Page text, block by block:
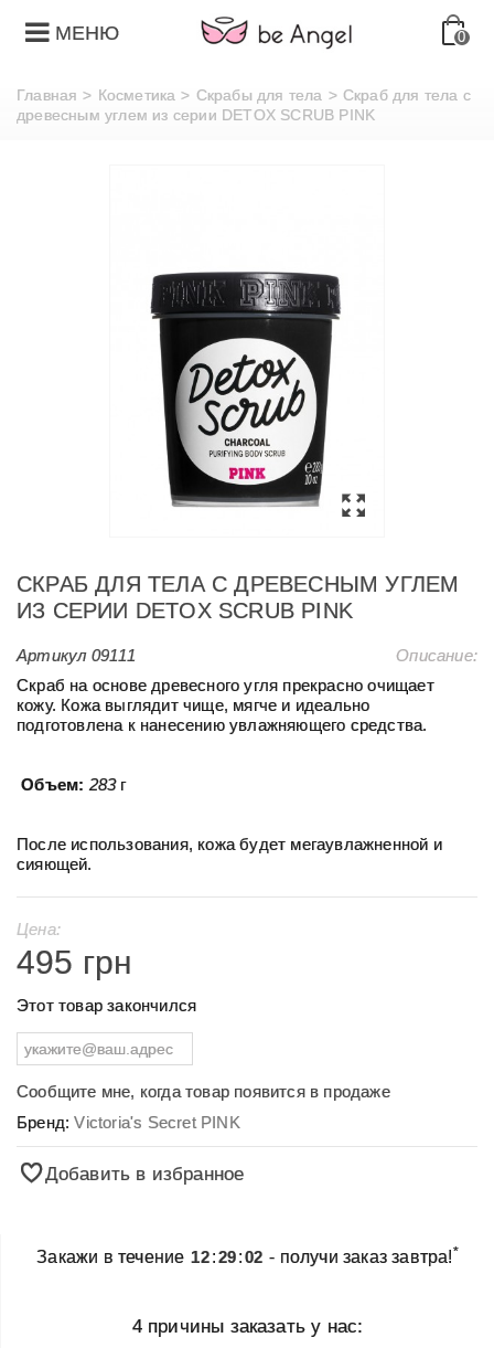
МЕНЮ 0
Главная > Косметика > Скрабы для тела > Скраб для тела с
древесным углем из серии DETOX SCRUB PINK
СКРАБ ДЛЯ ТЕЛА С ДРЕВЕСНЫМ УГЛЕМ
ИЗ СЕРИИ DETOX SCRUB PINK
Артикул 09111
Описание:
Скраб на основе древесного угля прекрасно очищает
кожу. Кожа выглядит чище, мягче и идеально
подготовлена к нанесению увлажняющего средства.
Объем: 283г
После использования, кожа будет мегаувлажненной и
сияющей.
Цена:
495 грн
Этот товар закончился
Сообщите мне, когда товар появится в продаже
Бренд:Victoria's Secret PINK
Добавить в избранное
Закажи в течение 12:29:02 - получи заказ завтра!*
4 причины заказать у нас: